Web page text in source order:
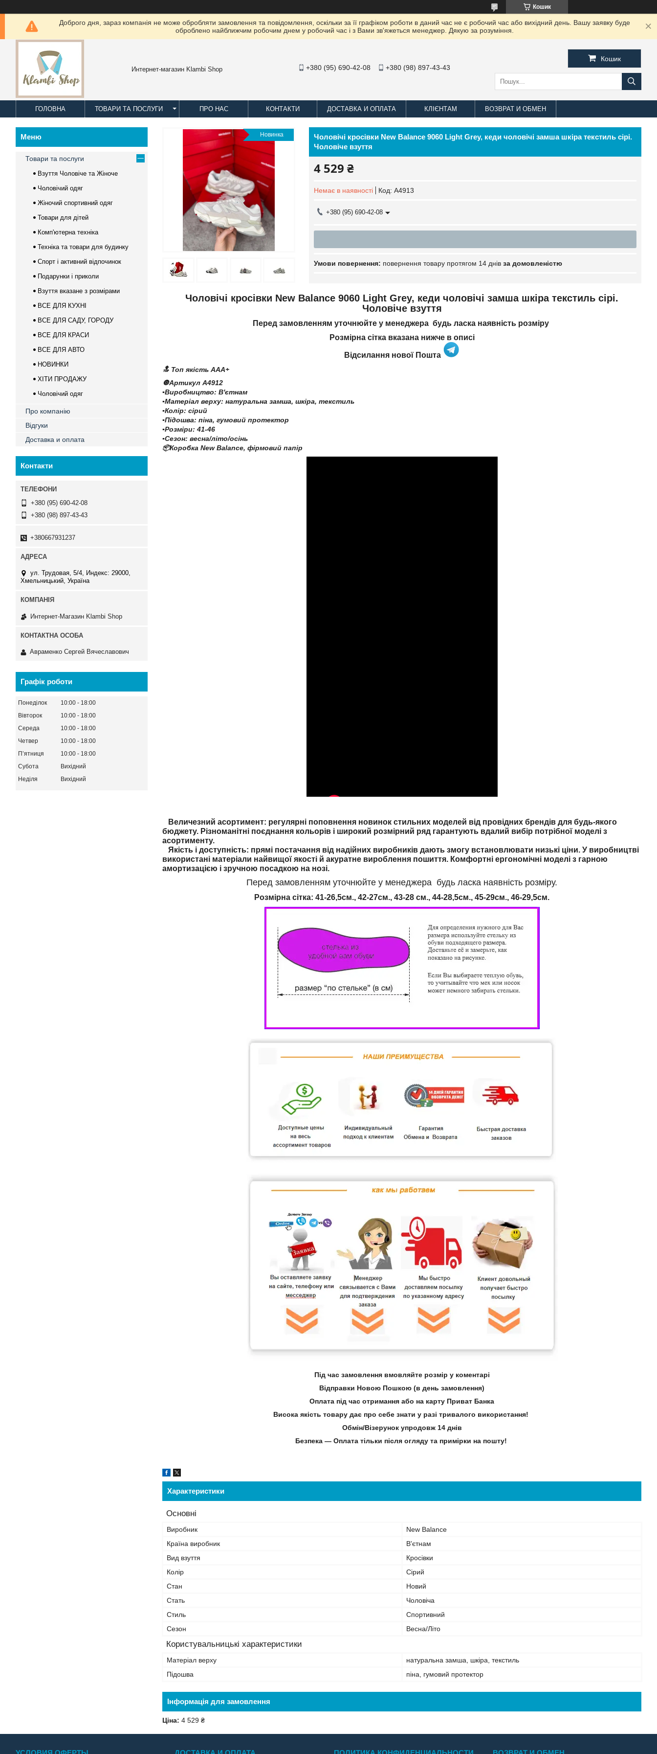
Кошик
Доброго дня, зараз компанія не може обробляти замовлення та повідомлення, оскільки за її графіком роботи в даний час не є робочий час або вихідний день. Вашу заявку буде
оброблено найближчим робочим днем ​​у робочий час і з Вами зв'яжеться менеджер. Дякую за розуміння.
Интернет-магазин Klambi Shop +380 (95) 690-42-08 +380 (98) 897-43-43
Кошик
ГОЛОВНА ТОВАРИ ТА ПОСЛУГИ ПРО НАС КОНТАКТИ ДОСТАВКА И ОПЛАТА КЛІЄНТАМ ВОЗВРАТ И ОБМЕН
Новинка
Чоловічі кросівки New Balance 9060 Light Grey, кеди чоловічі замша шкіра текстиль сірі.
Чоловіче взуття
4 529 ₴
Немає в наявності Код: A4913
+380 (95) 690-42-08
повернення товару протягом 14 днів за домовленістю
Чоловічі кросівки New Balance 9060 Light Grey, кеди чоловічі замша шкіра текстиль сірі.
Чоловіче взуття
Перед замовленням уточнюйте у менеджера будь ласка наявність розміру
Розмірна сітка вказана нижче в описі
Відсилання нової Пошта
🔝 Топ якість AAA+
🔘Артикул A4912
▪️Виробництво: В'єтнам
▪️Матеріал верху: натуральна замша, шкіра, текстиль
▪️Колір: сірий
▪️Підошва: піна, гумовий протектор
▪️Розміри: 41-46
▪️Сезон: весна/літо/осінь
📦Коробка New Balance, фірмовий папір
Величезний асортимент: регулярні поповнення новинок стильних моделей від провідних брендів для будь-якого
бюджету. Різноманітні поєднання кольорів і широкий розмірний ряд гарантують вдалий вибір потрібної моделі з
асортименту.
Якість і доступність: прямі постачання від надійних виробників дають змогу встановлювати низькі ціни. У виробництві
використані матеріали найвищої якості й акуратне вироблення пошиття. Комфортні ергономічні моделі з гарною
амортизацією і зручною посадкою на нозі.
Перед замовленням уточнюйте у менеджера будь ласка наявність розміру.
Розмірна сітка: 41-26,5см., 42-27см., 43-28 см., 44-28,5см., 45-29см., 46-29,5см.
Під час замовлення вмовляйте розмір у коментарі
Відправки Новою Пошкою (в день замовлення)
Оплата під час отримання або на карту Приват Банка
Висока якість товару дає про себе знати у разі тривалого використання!
Обмін/Візерунок упродовж 14 днів
Безпека — Оплата тільки після огляду та примірки на пошту!
Характеристики
Основні
Виробник
New Balance
Країна виробник
В'єтнам
Вид взуття
Кросівки
Колір
Сірий
Стан
Новий
Стать
Чоловіча
Стиль
Спортивний
Сезон
Весна/Літо
Користувальницькі характеристики
Матеріал верху
натуральна замша, шкіра, текстиль
Підошва
піна, гумовий протектор
Інформація для замовлення
Ціна: 4 529 ₴
Товари та послуги
Взуття Чоловіче та Жіноче
Чоловічий одяг
Жіночий спортивний одяг
Товари для дітей
Комп'ютерна техніка
Техніка та товари для будинку
Спорт і активний відпочинок
Подарунки і приколи
Взуття вказане з розмірами
ВСЕ ДЛЯ КУХНІ
ВСЕ ДЛЯ САДУ, ГОРОДУ
ВСЕ ДЛЯ КРАСИ
ВСЕ ДЛЯ АВТО
НОВИНКИ
ХІТИ ПРОДАЖУ
Чоловічий одяг
Про компанію
Відгуки
Доставка и оплата
Контакти
+380 (95) 690-42-08
+380 (98) 897-43-43
+380667931237
ул. Трудовая, 5/4, Индекс: 29000,
Хмельницький, Україна
Интернет-Магазин Klambi Shop
Авраменко Сергей Вячеславович
Графік роботи
Понеділок 10:00
18:00
Вівторок
10:00
18:00
Середа
10:00
18:00
Четвер
10:00
18:00
Пʼятниця
10:00
18:00
Субота
Вихідний
Неділя
Вихідний